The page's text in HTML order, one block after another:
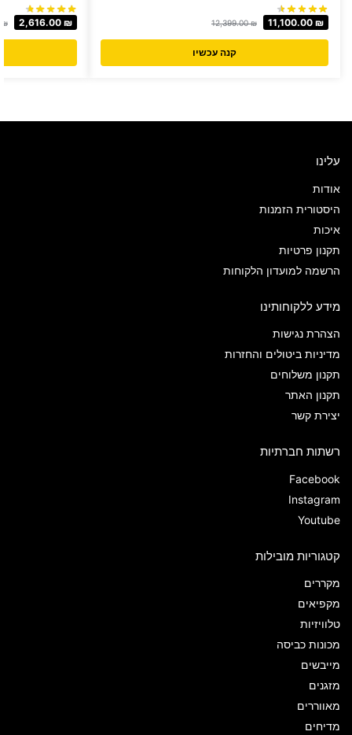
12,399.00₪ 11,100.00 ₪
קנה עכשיו
₪ 2,616.00 ₪
עלינו
אודות
היסטורית הזמנות
איכות
תקנון פרטיות
הרשמה למועדון הלקוחות
מידע ללקוחותינו
הצהרת נגישות
מדיניות ביטולים והחזרות
תקנון משלוחים
תקנון האתר
יצירת קשר
רשתות חברתיות
Facebook
Instagram
Youtube
קטגוריות מובילות
מקררים
מקפיאים
טלוויזיות
מכונות כביסה
מייבשים
מזגנים
מאווררים
מדיחים